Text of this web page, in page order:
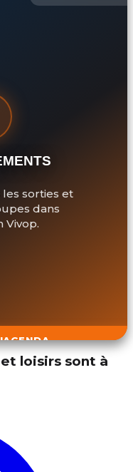
sorties et
dans
Vivop.
loisirs sont à